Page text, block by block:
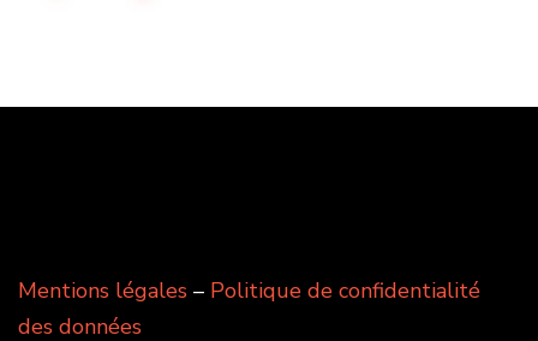
Mentions légales – Politique de confidentialité
des données